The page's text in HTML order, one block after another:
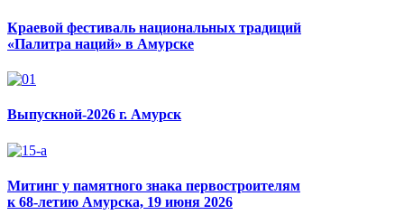
Краевой фестиваль национальных традиций
«Палитра наций» в Амурске
Выпускной-2026 г. Амурск
Митинг у памятного знака первостроителям
к 68-летию Амурска, 19 июня 2026